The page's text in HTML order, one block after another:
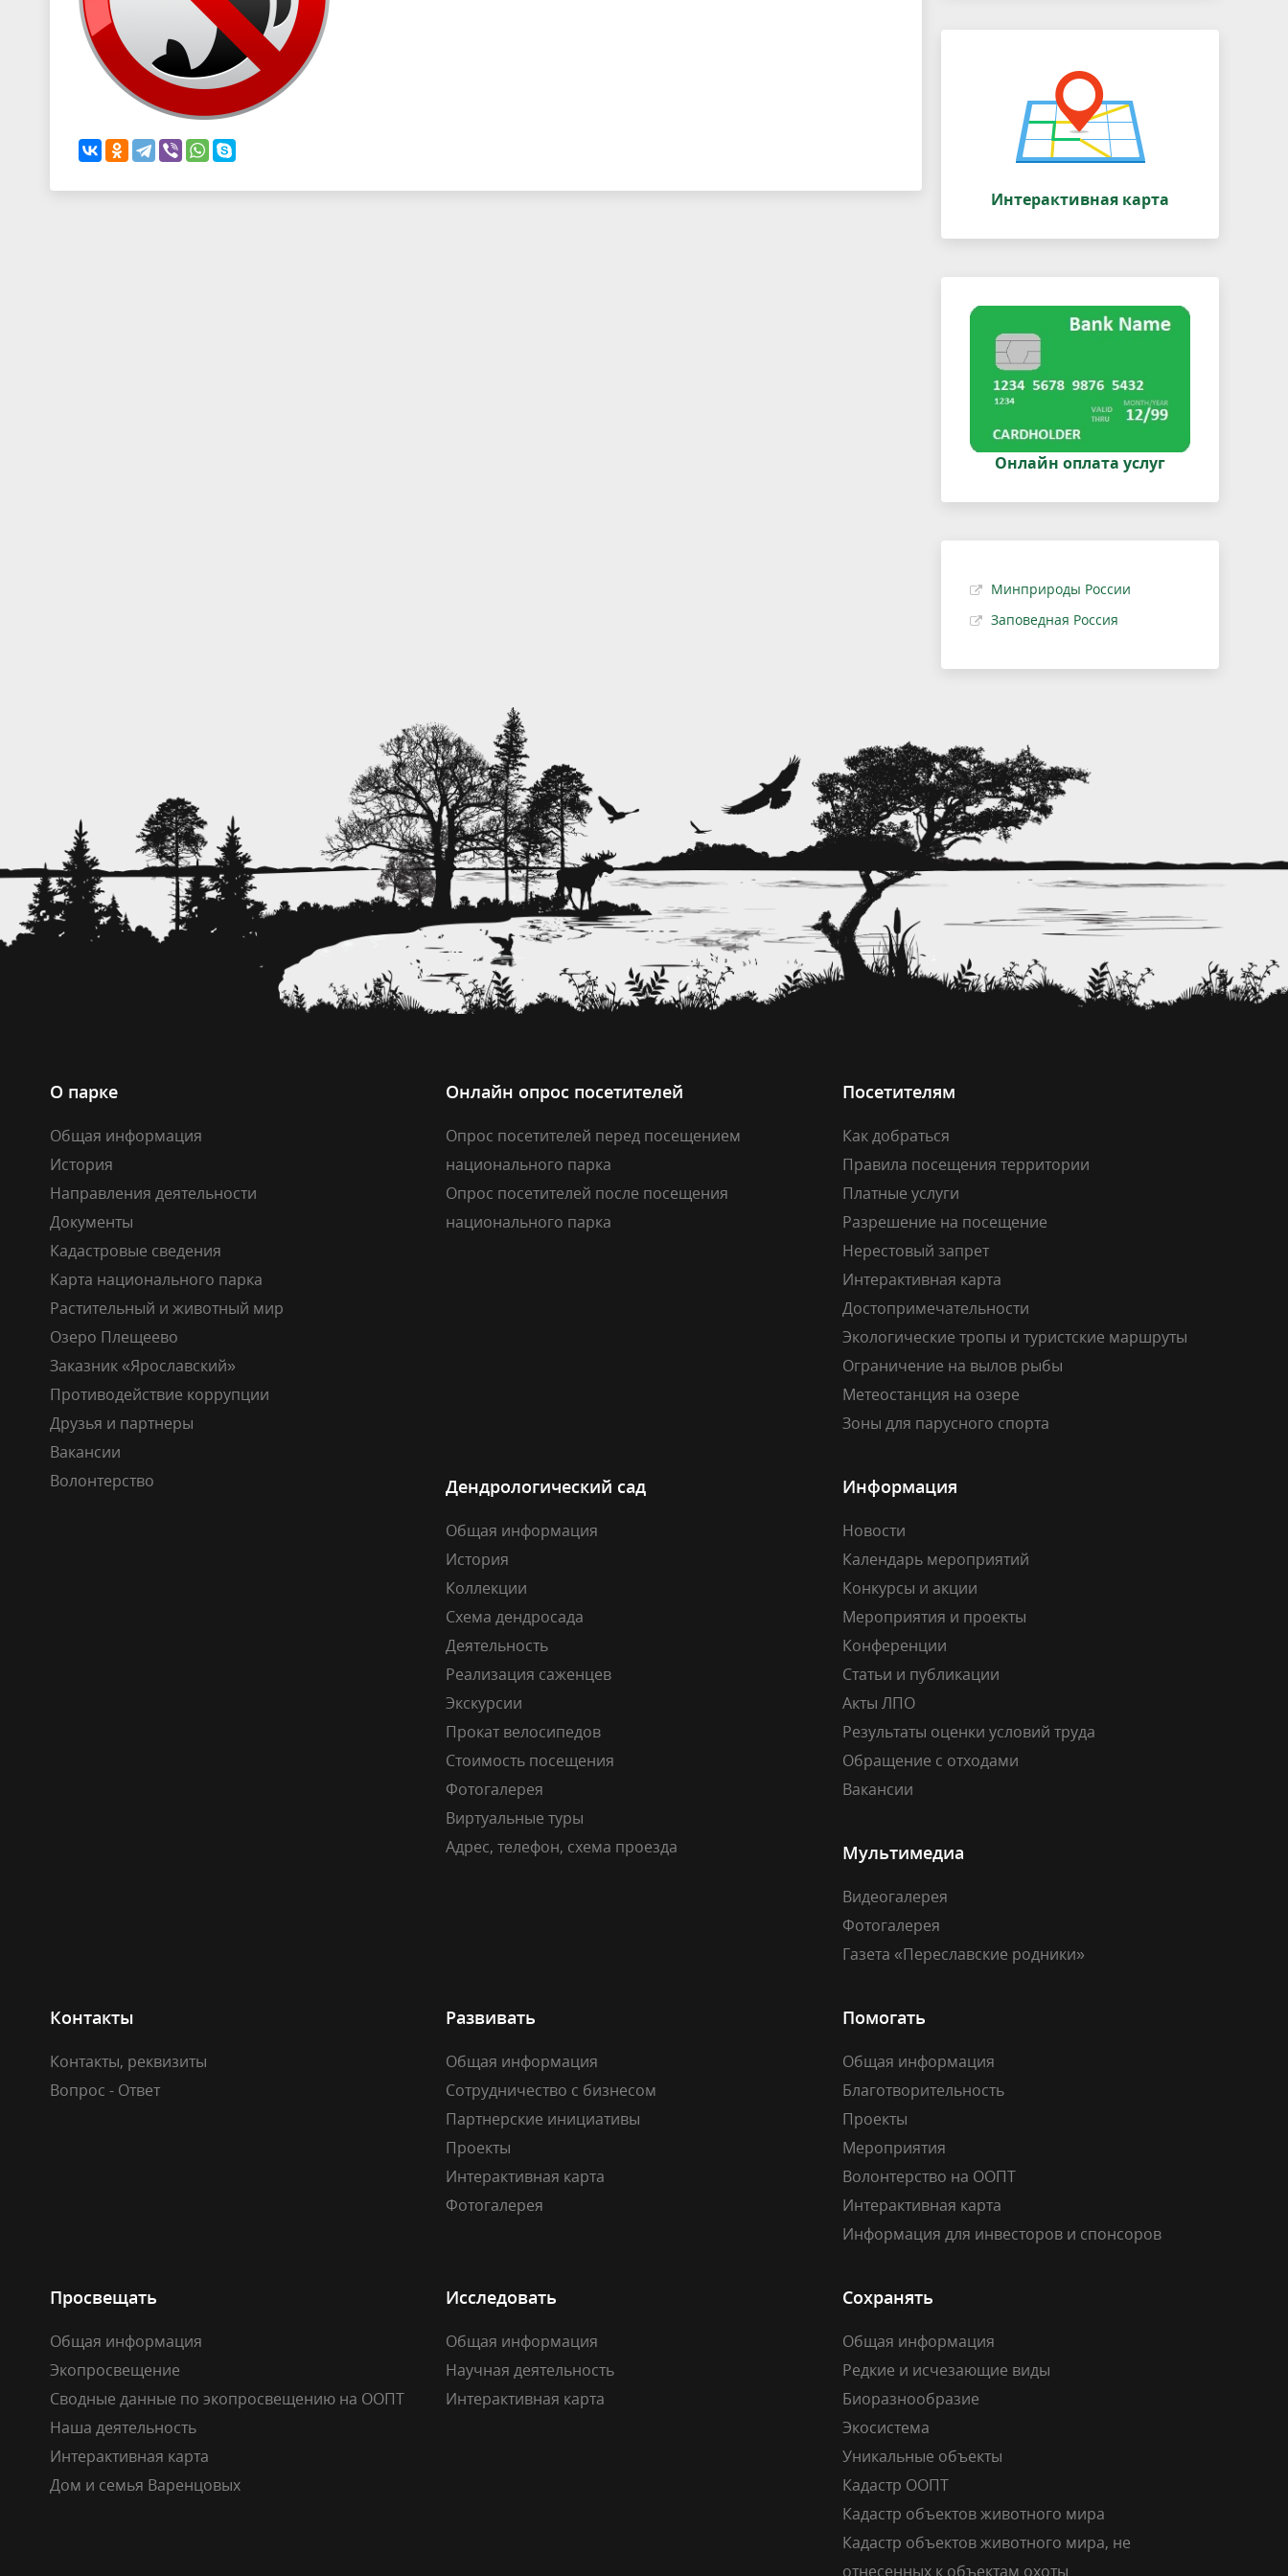
Интерактивная карта
Онлайн оплата услуг
Минприроды России
Заповедная Россия
О парке
Общая информация
История
Направления деятельности
Документы
Кадастровые сведения
Карта национального парка
Растительный и животный мир
Озеро Плещеево
Заказник «Ярославский»
Противодействие коррупции
Друзья и партнеры
Вакансии
Волонтерство
Онлайн опрос посетителей
Опрос посетителей перед посещением
национального парка
Опрос посетителей после посещения
национального парка
Посетителям
Как добраться
Правила посещения территории
Платные услуги
Разрешение на посещение
Нерестовый запрет
Интерактивная карта
Достопримечательности
Экологические тропы и туристские маршруты
Ограничение на вылов рыбы
Метеостанция на озере
Зоны для парусного спорта
Дендрологический сад
Общая информация
История
Коллекции
Схема дендросада
Деятельность
Реализация саженцев
Экскурсии
Прокат велосипедов
Стоимость посещения
Фотогалерея
Виртуальные туры
Адрес, телефон, схема проезда
Информация
Новости
Календарь мероприятий
Конкурсы и акции
Мероприятия и проекты
Конференции
Статьи и публикации
Акты ЛПО
Результаты оценки условий труда
Обращение с отходами
Вакансии
Мультимедиа
Видеогалерея
Фотогалерея
Газета «Переславские родники»
Контакты
Контакты, реквизиты
Вопрос - Ответ
Развивать
Общая информация
Сотрудничество с бизнесом
Партнерские инициативы
Проекты
Интерактивная карта
Фотогалерея
Помогать
Общая информация
Благотворительность
Проекты
Мероприятия
Волонтерство на ООПТ
Интерактивная карта
Информация для инвесторов и спонсоров
Просвещать
Общая информация
Экопросвещение
Сводные данные по экопросвещению на ООПТ
Наша деятельность
Интерактивная карта
Дом и семья Варенцовых
Исследовать
Общая информация
Научная деятельность
Интерактивная карта
Сохранять
Общая информация
Редкие и исчезающие виды
Биоразнообразие
Экосистема
Уникальные объекты
Кадастр ООПТ
Кадастр объектов животного мира
Кадастр объектов животного мира, не
отнесенных к объектам охоты